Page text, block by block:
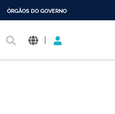
ÓRGÃOS DO GOVERNO
|